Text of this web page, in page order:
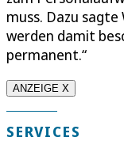
muss. Dazu sagte
werden damit
permanent.“
ANZEIGE X
SERVICES